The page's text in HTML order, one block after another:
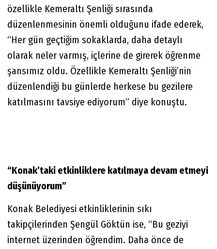
özellikle Kemeraltı Şenliği sırasında
düzenlenmesinin önemli olduğunu ifade ederek,
“Her gün geçtiğim sokaklarda, daha detaylı
olarak neler varmış, içlerine de girerek öğrenme
şansımız oldu. Özellikle Kemeraltı Şenliği’nin
düzenlendiği bu günlerde herkese bu gezilere
katılmasını tavsiye ediyorum” diye konuştu.
“Konak’taki etkinliklere katılmaya devam etmeyi
düşünüyorum”
Konak Belediyesi etkinliklerinin sıkı
takipçilerinden Şengül Göktün ise, “Bu geziyi
internet üzerinden öğrendim. Daha önce de